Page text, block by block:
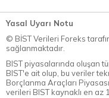
Yasal Uyarı Notu
© BİST Verileri Foreks
sağlanmaktadır.
BIST piyasalarında oluşan
BIST'e ait olup, bu veriler
Borçlanma Araçları
verileri BIST kaynaklı en